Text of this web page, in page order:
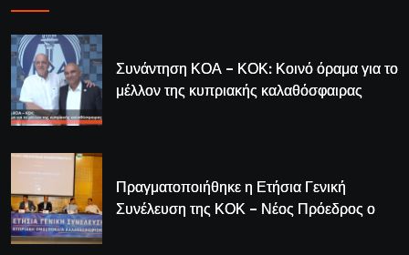
Συνάντηση ΚΟΑ – ΚΟΚ: Κοινό όραμα για το
μέλλον της κυπριακής καλαθόσφαιρας
Πραγματοποιήθηκε η Ετήσια Γενική
Συνέλευση της ΚΟΚ – Νέος Πρόεδρος ο